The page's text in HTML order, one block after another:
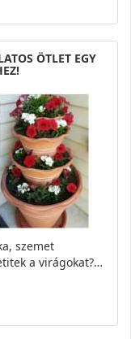
ÖTLET EGY
szemet
a virágokat?…